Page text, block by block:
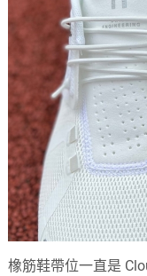
橡筋鞋帶位一直是